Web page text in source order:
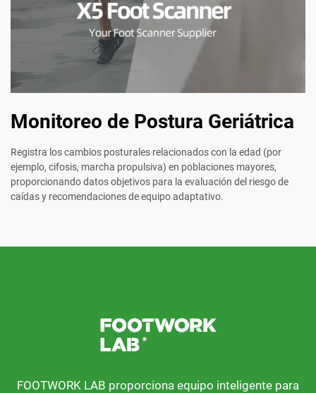
Monitoreo de Postura Geriátrica
Registra los cambios posturales relacionados con la edad (por
ejemplo, cifosis, marcha propulsiva) en poblaciones mayores,
proporcionando datos objetivos para la evaluación del riesgo de
caídas y recomendaciones de equipo adaptativo.
FOOTWORK LAB proporciona equipo inteligente para